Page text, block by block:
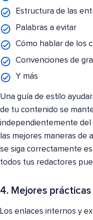
Estructura de las
Palabras a evitar
Cómo hablar de los
Convenciones de
Y más
Una guía de estilo
de tu contenido se
independientemente del
las mejores maneras de
se siga correctamente
todos tus redactores
4. Mejores
Los enlaces internos y